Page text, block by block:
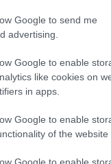
Google to send me
advertising.
Google to enable
like cookies on
in apps.
Google to enable
of the website
: Υπάρχει
το ΕΣΚΕ πως
: Δεν το
κ. πρόεδρε
ανακριβές.
: Εγώ δεν
: Υπήρξε